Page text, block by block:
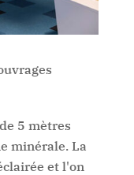
5 mètres
minérale. La
et l'on